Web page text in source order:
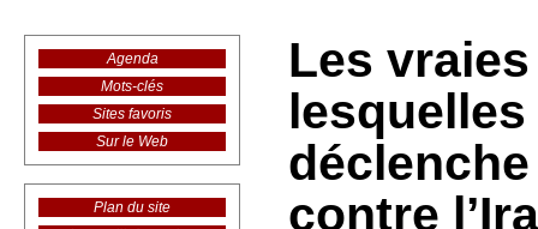
Les
lesquelles
contre
Agenda
Mots-clés
Sites favoris
Sur le Web
Plan du site